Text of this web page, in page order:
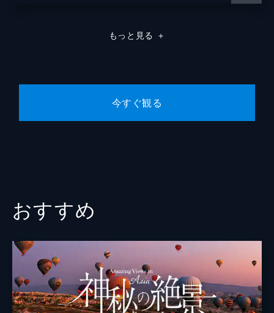
もっと見る ＋
今すぐ観る
おすすめ